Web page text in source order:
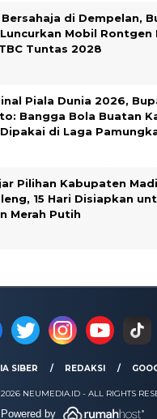
Bersahaja di Dempelan,
Mobil Rontgen
Tuntas 2028
Piala Dunia 2026,
Bangga Bola Buatan
di Laga
Pilihan Kabupaten
15 Hari Disiapkan
Merah Putih
SIBER REDAKSI
NEUMEDIA.ID - ALL RIGHTS
Powered by